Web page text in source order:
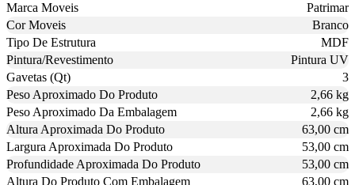
Marca Moveis
Patrimar
Cor Moveis
Branco
Tipo De Estrutura
MDF
Pintura/Revestimento
Pintura UV
Gavetas (Qt)
3
Peso Aproximado Do Produto
2,66 kg
Peso Aproximado Da Embalagem
2,66 kg
Altura Aproximada Do Produto
63,00 cm
Largura Aproximada Do Produto
53,00 cm
Profundidade Aproximada Do Produto
53,00 cm
Altura Do Produto Com Embalagem
63,00 cm